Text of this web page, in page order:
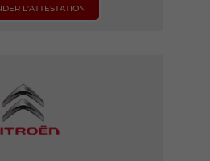
L'ATTESTATION